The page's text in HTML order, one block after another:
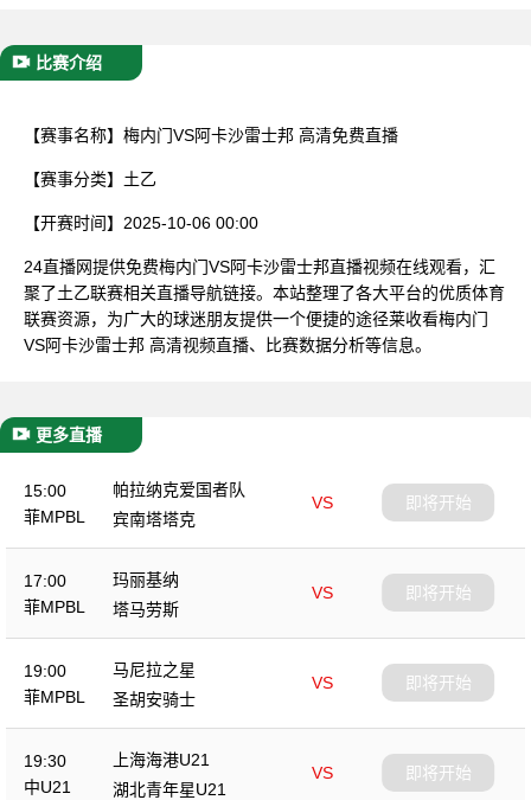
比赛介绍
【赛事名称】 梅内门VS阿卡沙雷士邦 高清免费直播
【赛事分类】 土乙
【开赛时间】 2025-10-06 00:00
24直播网提供免费梅内门VS阿卡沙雷士邦直播视频在线观看，汇
聚了土乙联赛相关直播导航链接。本站整理了各大平台的优质体育
联赛资源，为广大的球迷朋友提供一个便捷的途径莱收看梅内门
VS阿卡沙雷士邦 高清视频直播、比赛数据分析等信息。
更多直播
15:00
菲MPBL
帕拉纳克爱国者队
VS
宾南塔塔克
即将开始
17:00
菲MPBL
玛丽基纳
VS
塔马劳斯
即将开始
19:00
菲MPBL
马尼拉之星
VS
圣胡安骑士
即将开始
19:30
中U21
上海海港U21
VS
湖北青年星U21
即将开始